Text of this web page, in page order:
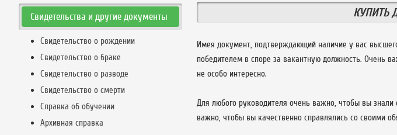
КУПИТЬ
Имея документ, подтверждающий наличие у вас
победителем в споре за вакантную должность. Очень
не особо интересно.
Для любого руководителя очень важно, чтобы вы
важно, чтобы вы качественно справлялись со своими
Свидетельства и другие документы
Свидетельство о рождении
Свидетельство о браке
Свидетельство о разводе
Свидетельство о смерти
Справка об обучении
Архивная справка